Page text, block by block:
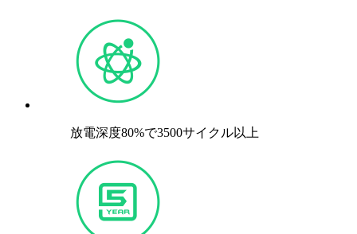
放電深度80%で3500サイクル以上